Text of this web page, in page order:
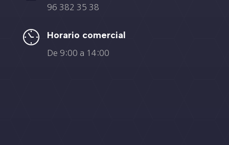
96 382 35 38
Horario comercial
De 9:00 a 14:00